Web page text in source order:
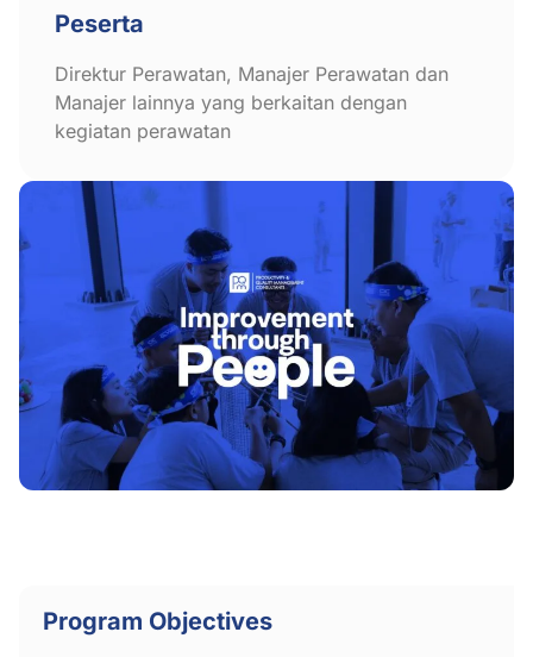
Peserta
Direktur Perawatan, Manajer Perawatan dan
Manajer lainnya yang berkaitan dengan
kegiatan perawatan
Program Objectives